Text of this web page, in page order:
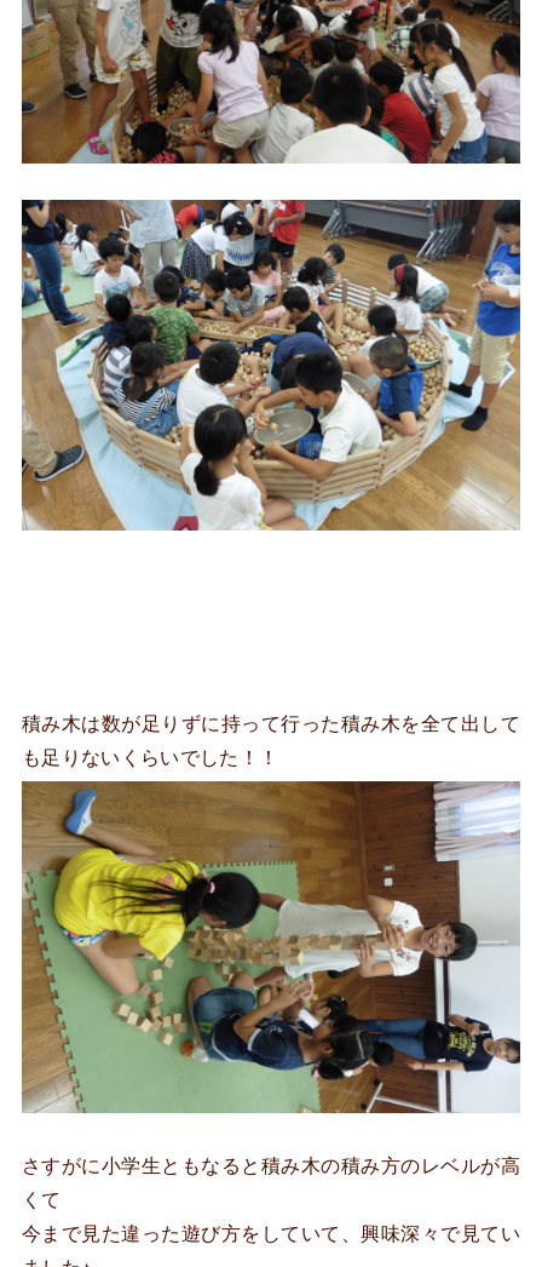
積み木は数が足りずに持って行った積み木を全て出して
も足りないくらいでした！！
さすがに小学生ともなると積み木の積み方のレベルが高
くて
今まで見た違った遊び方をしていて、興味深々で見てい